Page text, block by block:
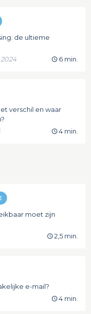
de ultieme
6 min.
verschil en waar
4 min.
moet zijn
2,5 min.
e-mail?
4 min.